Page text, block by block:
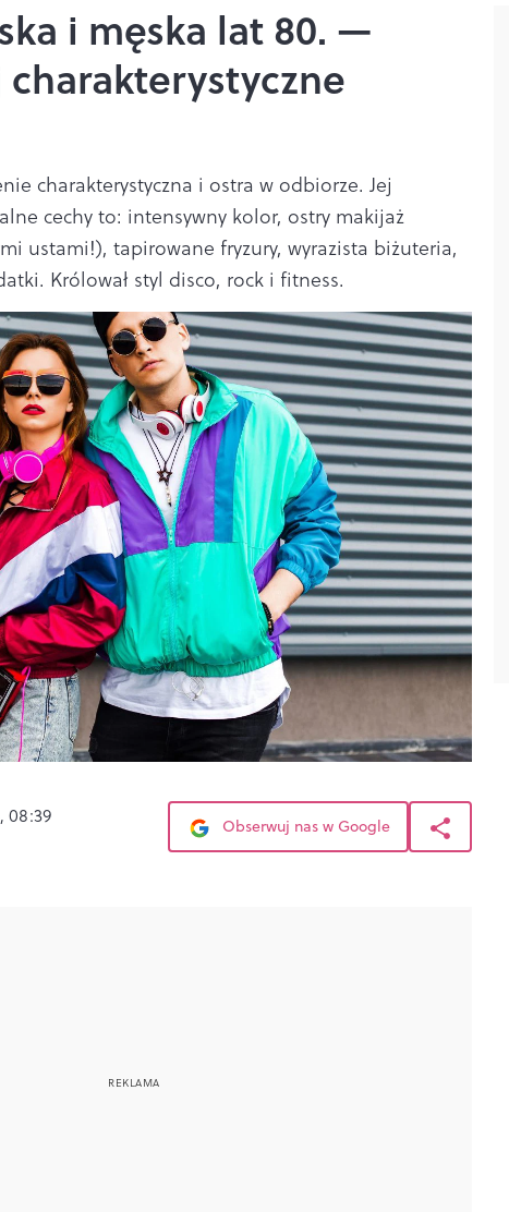
i męska lat 80. —
charakterystyczna i ostra w odbiorze. Jej
cechy to: intensywny kolor, ostry makijaż
ustami!), tapirowane fryzury, wyrazista biżuteria,
Królował styl disco, rock i fitness.
08:39 Obserwuj nas w Google